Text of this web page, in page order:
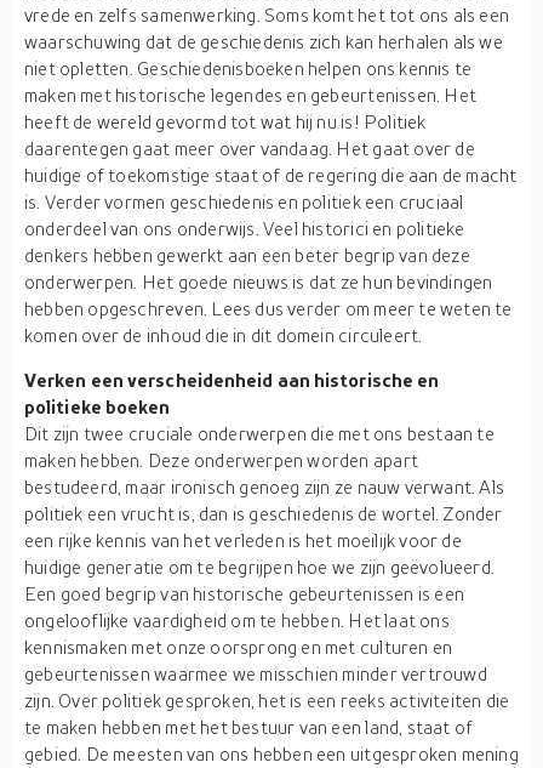
vrede en zelfs samenwerking. Soms komt het tot ons als een
waarschuwing dat de geschiedenis zich kan herhalen als we
niet opletten. Geschiedenisboeken helpen ons kennis te
maken met historische legendes en gebeurtenissen. Het
heeft de wereld gevormd tot wat hij nu is! Politiek
daarentegen gaat meer over vandaag. Het gaat over de
huidige of toekomstige staat of de regering die aan de macht
is. Verder vormen geschiedenis en politiek een cruciaal
onderdeel van ons onderwijs. Veel historici en politieke
denkers hebben gewerkt aan een beter begrip van deze
onderwerpen. Het goede nieuws is dat ze hun bevindingen
hebben opgeschreven. Lees dus verder om meer te weten te
komen over de inhoud die in dit domein circuleert.
Verken een verscheidenheid aan historische en
politieke boeken
Dit zijn twee cruciale onderwerpen die met ons bestaan te
maken hebben. Deze onderwerpen worden apart
bestudeerd, maar ironisch genoeg zijn ze nauw verwant. Als
politiek een vrucht is, dan is geschiedenis de wortel. Zonder
een rijke kennis van het verleden is het moeilijk voor de
huidige generatie om te begrijpen hoe we zijn geëvolueerd.
Een goed begrip van historische gebeurtenissen is een
ongelooflijke vaardigheid om te hebben. Het laat ons
kennismaken met onze oorsprong en met culturen en
gebeurtenissen waarmee we misschien minder vertrouwd
zijn. Over politiek gesproken, het is een reeks activiteiten die
te maken hebben met het bestuur van een land, staat of
gebied. De meesten van ons hebben een uitgesproken mening